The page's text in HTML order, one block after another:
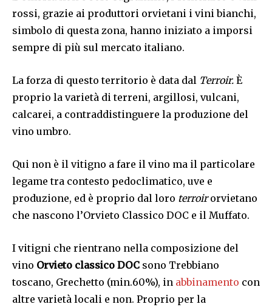
rossi, grazie ai produttori orvietani i vini bianchi,
simbolo di questa zona, hanno iniziato a imporsi
sempre di più sul mercato italiano.
La forza di questo territorio è data dal Terroir. È
proprio la varietà di terreni, argillosi, vulcani,
calcarei, a contraddistinguere la produzione del
vino umbro.
Qui non è il vitigno a fare il vino ma il particolare
legame tra contesto pedoclimatico, uve e
produzione, ed è proprio dal loro terroirorvietano
che nascono l’Orvieto Classico DOC e il Muffato.
I vitigni che rientrano nella composizione del
vino Orvieto classico DOC sono Trebbiano
toscano, Grechetto (min.60%), in abbinamento con
altre varietà locali e non. Proprio per la